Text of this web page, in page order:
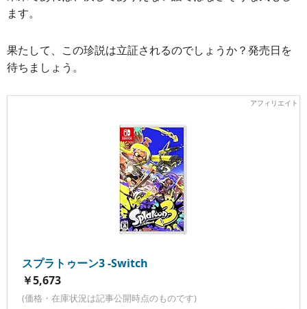
ます。
果たして、この珍説は立証されるのでしょうか？発売日を
待ちましょう。
スプラトゥーン3 -Switch
￥5,673
(価格・在庫状況は記事公開時点のものです)